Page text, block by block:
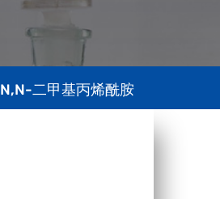
N,N-二甲基丙烯酰胺